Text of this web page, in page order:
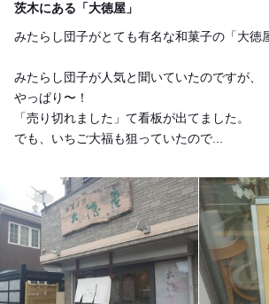
茨木にある「大徳屋」
みたらし団子がとても有名な和菓子の「大徳
みたらし団子が人気と聞いていたのですが、
やっぱり〜！
「売り切れました」て看板が出てました。
でも、いちご大福も狙っていたので...